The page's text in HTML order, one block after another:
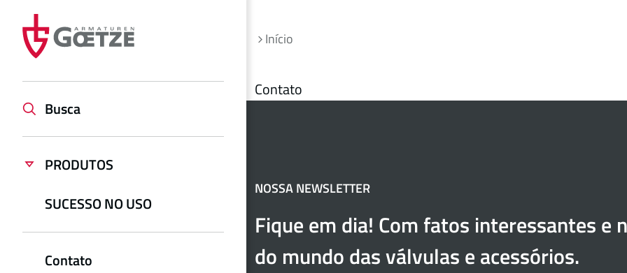
PRODUTOS
SUCESSO NO USO
Contato
Busca
Início
Contato
NOSSA NEWSLETTER
Fique em dia! Com fatos interessantes e
do mundo das válvulas e acessórios.